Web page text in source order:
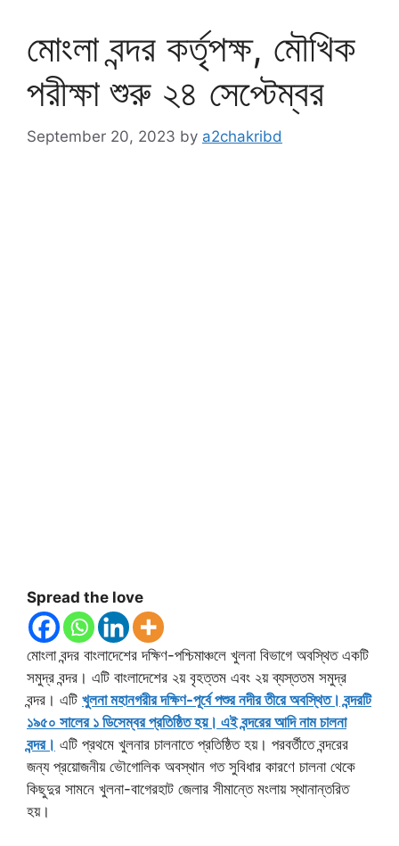
মোংলা বন্দর কর্তৃপক্ষ, মৌখিক
পরীক্ষা শুরু ২৪ সেপ্টেম্বর
September 20, 2023 by a2chakribd
Spread the love
মোংলা বন্দর বাংলাদেশের দক্ষিণ-পশ্চিমাঞ্চলে খুলনা বিভাগে অবস্থিত একটি
সমুদ্র বন্দর। এটি বাংলাদেশের ২য় বৃহত্তম এবং ২য় ব্যস্ততম সমুদ্র
বন্দর। এটি খুলনা মহানগরীর দক্ষিণ-পূর্বে পশুর নদীর তীরে অবস্থিত। বন্দরটি
১৯৫০ সালের ১ ডিসেম্বর প্রতিষ্ঠিত হয়। এই বন্দরের আদি নাম চালনা
বন্দর। এটি প্রথমে খুলনার চালনাতে প্রতিষ্ঠিত হয়। পরবর্তীতে বন্দরের
জন্য প্রয়োজনীয় ভৌগোলিক অবস্থান গত সুবিধার কারণে চালনা থেকে
কিছুদুর সামনে খুলনা-বাগেরহাট জেলার সীমান্তে মংলায় স্থানান্তরিত
হয়।